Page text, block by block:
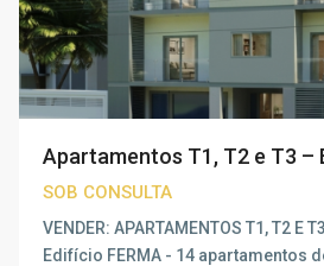
Apartamentos T1, T2 e T3 –
SOB CONSULTA
VENDER: APARTAMENTOS T1, T2 E
Edifício FERMA - 14 apartamentos